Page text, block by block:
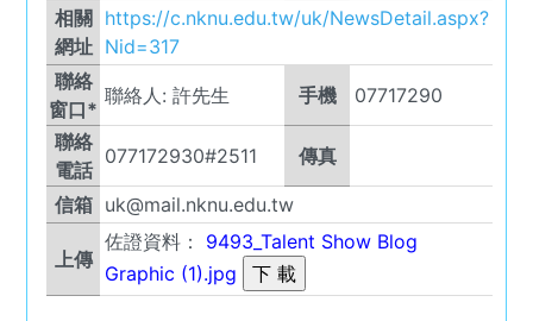
相關
網址
https://c.nknu.edu.tw/uk/NewsDetail.aspx?
Nid=317
聯絡
窗口*
聯絡人: 許先生 手機
07717290
聯絡
電話
077172930#2511 傳真
信箱 uk@mail.nknu.edu.tw
上傳
佐證資料： 9493_Talent Show Blog
Graphic (1).jpg